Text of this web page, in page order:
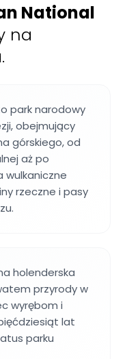
National
na
park narodowy
obejmujący
górskiego, od
aż po
wulkaniczne
rzeczne i pasy
holenderska
przyrody w
wyrębom i
lat
parku